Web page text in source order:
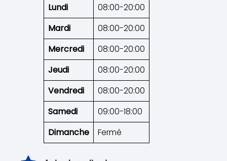
Lundi
08:00-20:00
Mardi
08:00-20:00
Mercredi
08:00-20:00
Jeudi
08:00-20:00
Vendredi
08:00-20:00
Samedi
09:00-18:00
Dimanche
Fermé